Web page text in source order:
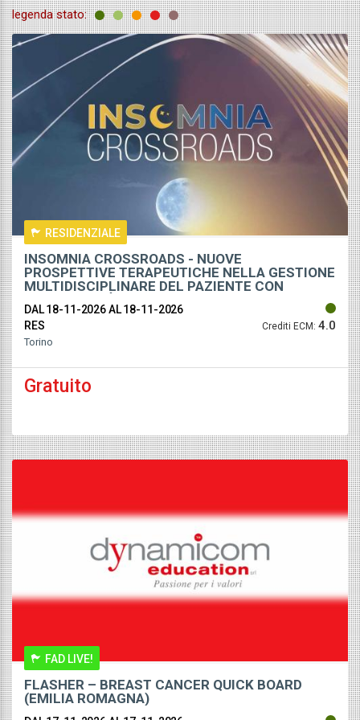
legenda stato:
RESIDENZIALE
INSOMNIA CROSSROADS - NUOVE
PROSPETTIVE TERAPEUTICHE NELLA GESTIONE
MULTIDISCIPLINARE DEL PAZIENTE CON
DAL 18-11-2026AL 18-11-2026
RES
Crediti ECM: 4.0
Torino
Gratuito
FAD LIVE!
FLASHER – BREAST CANCER QUICK BOARD
(EMILIA ROMAGNA)